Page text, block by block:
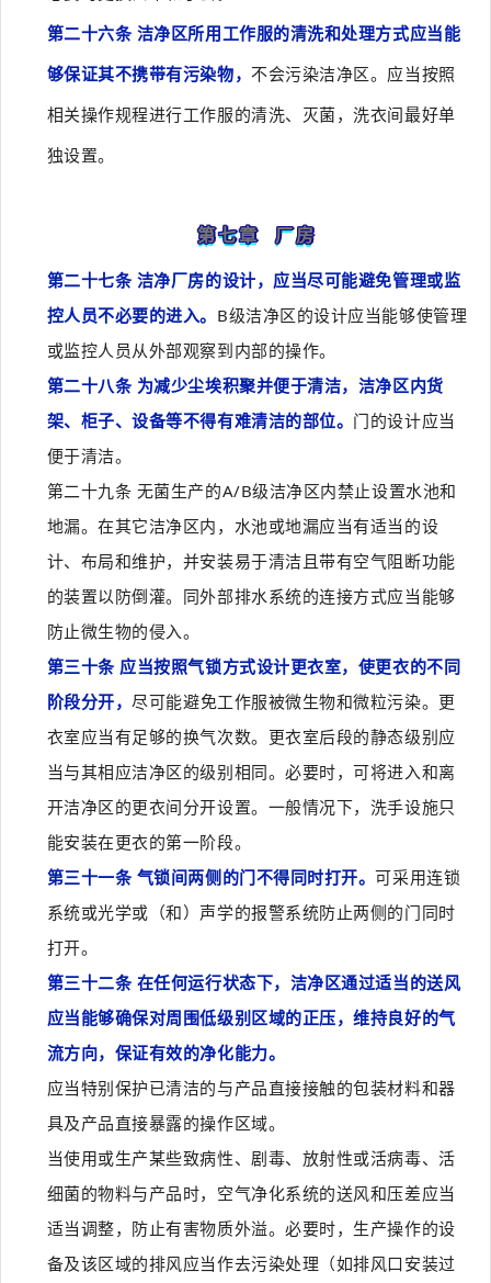
第二十六条 洁净区所用工作服的清洗和处理方式应当能
够保证其不携带有污染物，不会污染洁净区。应当按照
相关操作规程进行工作服的清洗、灭菌，洗衣间最好单
独设置。
第七章 厂房
第二十七条 洁净厂房的设计，应当尽可能避免管理或监
控人员不必要的进入。 B级洁净区的设计应当能够使管理
或监控人员从外部观察到内部的操作。
第二十八条 为减少尘埃积聚并便于清洁，洁净区内货
架、柜子、设备等不得有难清洁的部位。 门的设计应当
便于清洁。
第二十九条 无菌生产的A/B级洁净区内禁止设置水池和
地漏。在其它洁净区内，水池或地漏应当有适当的设
计、布局和维护，并安装易于清洁且带有空气阻断功能
的装置以防倒灌。同外部排水系统的连接方式应当能够
防止微生物的侵入。
第三十条 应当按照气锁方式设计更衣室，使更衣的不同
阶段分开，尽可能避免工作服被微生物和微粒污染。更
衣室应当有足够的换气次数。更衣室后段的静态级别应
当与其相应洁净区的级别相同。必要时，可将进入和离
开洁净区的更衣间分开设置。一般情况下，洗手设施只
能安装在更衣的第一阶段。
第三十一条 气锁间两侧的门不得同时打开。可采用连锁
系统或光学或（和）声学的报警系统防止两侧的门同时
打开。
第三十二条 在任何运行状态下，洁净区通过适当的送风
应当能够确保对周围低级别区域的正压，维持良好的气
流方向，保证有效的净化能力。
应当特别保护已清洁的与产品直接接触的包装材料和器
具及产品直接暴露的操作区域。
当使用或生产某些致病性、剧毒、放射性或活病毒、活
细菌的物料与产品时，空气净化系统的送风和压差应当
适当调整，防止有害物质外溢。必要时，生产操作的设
备及该区域的排风应当作去污染处理（如排风口安装过